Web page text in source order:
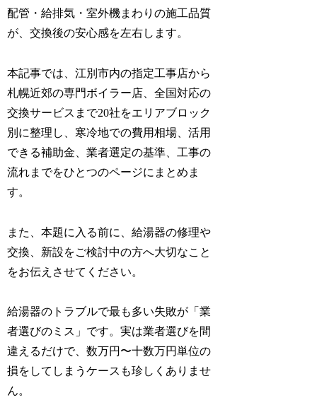
配管・給排気・室外機まわりの施工品質
が、交換後の安心感を左右します。
本記事では、江別市内の指定工事店から
札幌近郊の専門ボイラー店、全国対応の
交換サービスまで20社をエリアブロック
別に整理し、寒冷地での費用相場、活用
できる補助金、業者選定の基準、工事の
流れまでをひとつのページにまとめま
す。
また、本題に入る前に、給湯器の修理や
交換、新設をご検討中の方へ大切なこと
をお伝えさせてください。
給湯器のトラブルで最も多い失敗が「業
者選びのミス」です。実は業者選びを間
違えるだけで、数万円〜十数万円単位の
損をしてしまうケースも珍しくありませ
ん。